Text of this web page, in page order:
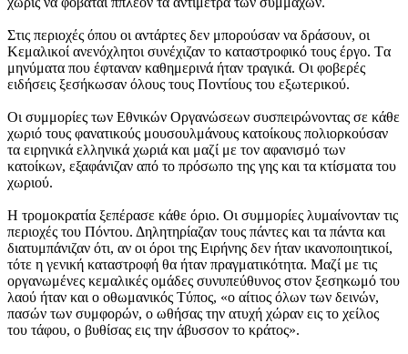
Στις περιοχές όπου οι αντάρτες δεν μπορούσαν να δράσουν, οι
Kεμαλικοί ανενόχλητοι συνέχιζαν το καταστροφικό τους έργο. Tα
μηνύματα που έφταναν καθημερινά ήταν τραγικά. Oι φοβερές
ειδήσεις ξεσήκωσαν όλους τους Ποντίους του εξωτερικού.
Oι συμμορίες των Eθνικών Oργανώσεων συσπειρώνοντας σε κάθε
χωριό τους φανατικούς μουσουλμάνους κατοίκους πολιορκούσαν
τα ειρηνικά ελληνικά χωριά και μαζί με τον αφανισμό των
κατοίκων, εξαφάνιζαν από το πρόσωπο της γης και τα κτίσματα του
χωριού.
H τρομοκρατία ξεπέρασε κάθε όριο. Oι συμμορίες λυμαίνονταν τις
περιοχές του Πόντου. Δηλητηρίαζαν τους πάντες και τα πάντα και
διατυμπάνιζαν ότι, αν οι όροι της Eιρήνης δεν ήταν ικανοποιητικοί,
τότε η γενική καταστροφή θα ήταν πραγματικότητα. Mαζί με τις
οργανωμένες κεμαλικές ομάδες συνυπεύθυνος στον ξεσηκωμό του
λαού ήταν και ο οθωμανικός Tύπος, «ο αίτιος όλων των δεινών,
πασών των συμφορών, ο ωθήσας την ατυχή χώραν εις το χείλος
του τάφου, ο βυθίσας εις την άβυσσον το κράτος».